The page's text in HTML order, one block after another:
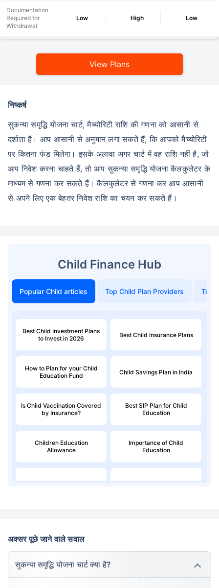
Documentation
Required for
Withdrawal
Low High Low
View Plans
निष्कर्ष
सुकन्या समृद्धि योजना चार्ट, मैच्योरिटी राशि की गणना को आसानी से
दर्शाता है। आप आसानी से अनुमान लगा सकते हैं, कि आपको मैच्योरिटी
पर कितना फंड मिलेगा। इसके अलावा अगर चार्ट में वह राशि नहीं है, जो
आप निवेश करना चाहते हैं, तो आप सुकन्या समृद्धि योजना कैलकुलेटर के
माध्यम से गणना कर सकते हैं। कैलकुलेटर से गणना कर आप आसानी
से अपने लिए एक बेहतर निवेश राशि का चयन कर सकते हैं।
Child Finance Hub
Popular Child articles Top Child Plan Providers Top
Best Child Investment Plans
to Invest in 2026
Best Child Insurance Plans
How to Plan for your Child
Education Fund
Child Savings Plan in India
Is Child Vaccination Covered
by Insurance?
Best SIP Plan for Child
Education
Children Education
Allowance
Importance of Child
Education
अक्सर पूछे जाने वाले सवाल
सुकन्या समृद्धि योजना चार्ट क्या है?